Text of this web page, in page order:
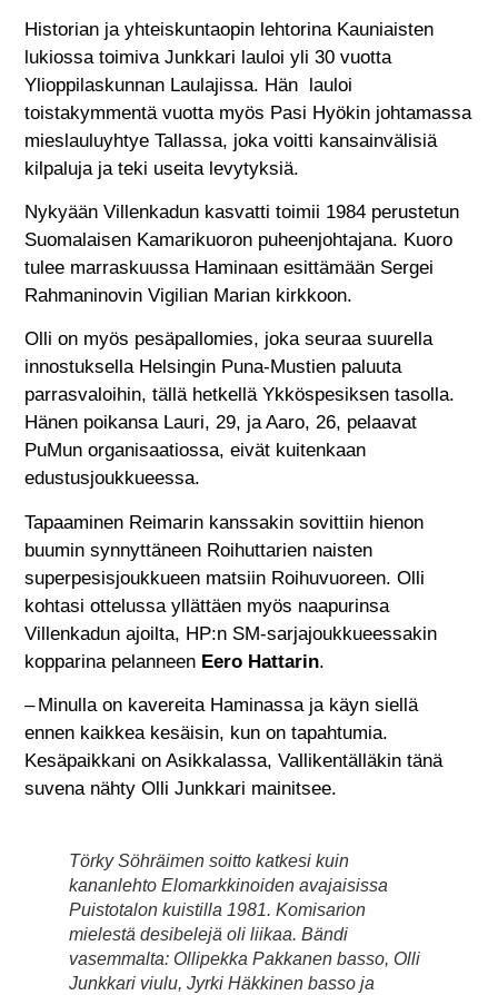
Historian ja yhteiskuntaopin lehtorina Kauniaisten
lukiossa toimiva Junkkari lauloi yli 30 vuotta
Ylioppilaskunnan Laulajissa. Hän lauloi
toistakymmentä vuotta myös Pasi Hyökin johtamassa
mieslauluyhtye Tallassa, joka voitti kansainvälisiä
kilpaluja ja teki useita levytyksiä.
Nykyään Villenkadun kasvatti toimii 1984 perustetun
Suomalaisen Kamarikuoron puheenjohtajana. Kuoro
tulee marraskuussa Haminaan esittämään Sergei
Rahmaninovin Vigilian Marian kirkkoon.
Olli on myös pesäpallomies, joka seuraa suurella
innostuksella Helsingin Puna-Mustien paluuta
parrasvaloihin, tällä hetkellä Ykköspesiksen tasolla.
Hänen poikansa Lauri, 29, ja Aaro, 26, pelaavat
PuMun organisaatiossa, eivät kuitenkaan
edustusjoukkueessa.
Tapaaminen Reimarin kanssakin sovittiin hienon
buumin synnyttäneen Roihuttarien naisten
superpesisjoukkueen matsiin Roihuvuoreen. Olli
kohtasi ottelussa yllättäen myös naapurinsa
Villenkadun ajoilta, HP:n SM-sarjajoukkueessakin
kopparina pelanneen Eero Hattarin.
– Minulla on kavereita Haminassa ja käyn siellä
ennen kaikkea kesäisin, kun on tapahtumia.
Kesäpaikkani on Asikkalassa, Vallikentälläkin tänä
suvena nähty Olli Junkkari mainitsee.
Törky Söhräimen soitto katkesi kuin
kananlehto Elomarkkinoiden avajaisissa
Puistotalon kuistilla 1981. Komisarion
mielestä desibelejä oli liikaa. Bändi
vasemmalta: Ollipekka Pakkanen basso, Olli
Junkkari viulu, Jyrki Häkkinen basso ja